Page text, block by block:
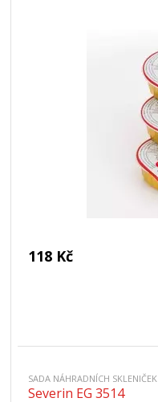
118 Kč
SADA NÁHRADNÍCH SKLENIČEK
Severin EG 3514